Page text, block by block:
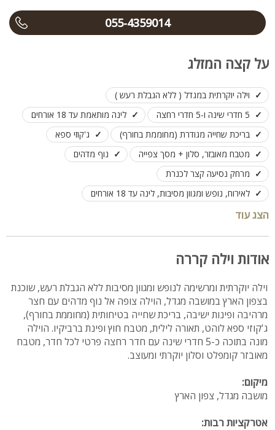
055-4359014
על קצה המזלג
וילה יוקרתית במגדל ( ללא הגבלת רעש )
5 חדרי שינה ו-5 חדרי רחצה
לינה מותאמת עד 18 אורחים
בריכת שחייה מגודרת (מחוממת בחורף)
ג'קוזי ספא
מטבח מאובזר, סלון + מסך צפייה
נוף מדהים
מרחק נסיעה קצר לכנרת
לאירוח, נופש ומגוון מסיבות, לינה עד 18 אורחים
הצג עוד
אודות וילה קררה
וילה יוקרתית ומרשימה לנופש ומגוון מסיבות ללא הגבלת רעש, שוכנת
בצפון הארץ במושבה מגדל, הוילה צופה אל נוף מדהים עם חצר
מרהיבה ופינות ישיבה, בריכת שחייה בטיחותית (מחוממת בחורף),
ג'קוזי ספא לוהט, תאורה לילית, מטבח חוץ ופינת ברביקיו. הוילה
מונה בתוכה כ-5 חדרי שינה עם חדר רחצה פרטי לכל חדר, מטבח
מאובזר קומפלט וסלון יוקרתי ומעוצב.
מיקום:
מושבה מגדל, צפון הארץ
אטרקציות רבות: